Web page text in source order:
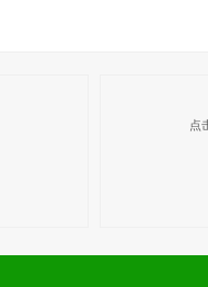
点